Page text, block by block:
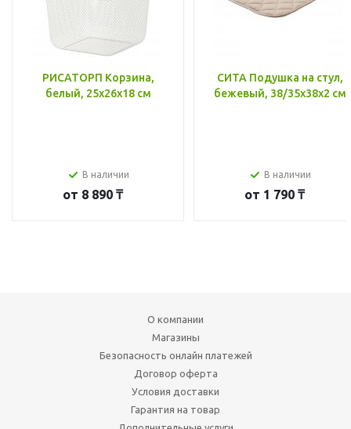
РИСАТОРП Корзина,
белый, 25x26x18 см
В наличии
от 8 890 ₸
СИТА Подушка на стул,
бежевый, 38/35x38x2 см
В наличии
от 1 790 ₸
О компании
Магазины
Безопасность онлайн платежей
Договор оферта
Условия доставки
Гарантия на товар